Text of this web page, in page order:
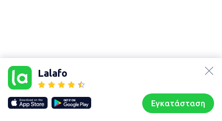
Lalafo
Εγκατάσταση
Our websites
lalafo.kg
lalafo.rs
lalafo.pl
Sitemap
Χάρτης
Συζητήσεις Προφίλ